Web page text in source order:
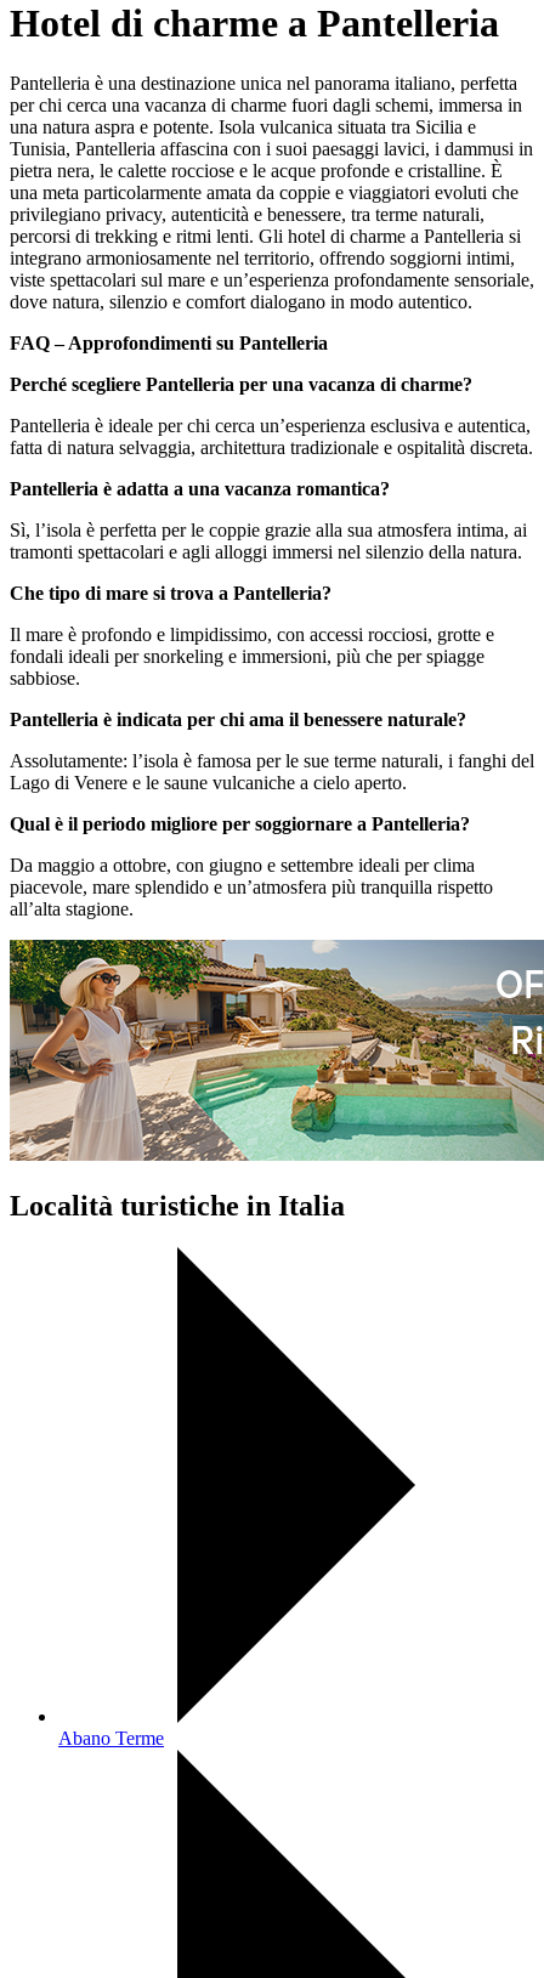
Hotel di charme a Pantelleria
Pantelleria è una destinazione unica nel panorama italiano, perfetta
per chi cerca una vacanza di charme fuori dagli schemi, immersa in
una natura aspra e potente. Isola vulcanica situata tra Sicilia e
Tunisia, Pantelleria affascina con i suoi paesaggi lavici, i dammusi in
pietra nera, le calette rocciose e le acque profonde e cristalline. È
una meta particolarmente amata da coppie e viaggiatori evoluti che
privilegiano privacy, autenticità e benessere, tra terme naturali,
percorsi di trekking e ritmi lenti. Gli hotel di charme a Pantelleria si
integrano armoniosamente nel territorio, offrendo soggiorni intimi,
viste spettacolari sul mare e un’esperienza profondamente sensoriale,
dove natura, silenzio e comfort dialogano in modo autentico.
FAQ – Approfondimenti su Pantelleria
Perché scegliere Pantelleria per una vacanza di charme?
Pantelleria è ideale per chi cerca un’esperienza esclusiva e autentica,
fatta di natura selvaggia, architettura tradizionale e ospitalità discreta.
Pantelleria è adatta a una vacanza romantica?
Sì, l’isola è perfetta per le coppie grazie alla sua atmosfera intima, ai
tramonti spettacolari e agli alloggi immersi nel silenzio della natura.
Che tipo di mare si trova a Pantelleria?
Il mare è profondo e limpidissimo, con accessi rocciosi, grotte e
fondali ideali per snorkeling e immersioni, più che per spiagge
sabbiose.
Pantelleria è indicata per chi ama il benessere naturale?
Assolutamente: l’isola è famosa per le sue terme naturali, i fanghi del
Lago di Venere e le saune vulcaniche a cielo aperto.
Qual è il periodo migliore per soggiornare a Pantelleria?
Da maggio a ottobre, con giugno e settembre ideali per clima
piacevole, mare splendido e un’atmosfera più tranquilla rispetto
all’alta stagione.
Località turistiche in Italia
Abano Terme